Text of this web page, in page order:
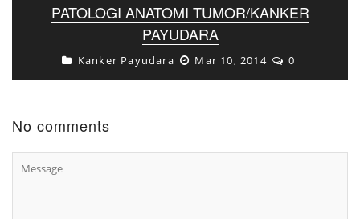
PATOLOGI ANATOMI TUMOR/KANKER
PAYUDARA
Kanker Payudara Mar 10, 2014 0
No comments